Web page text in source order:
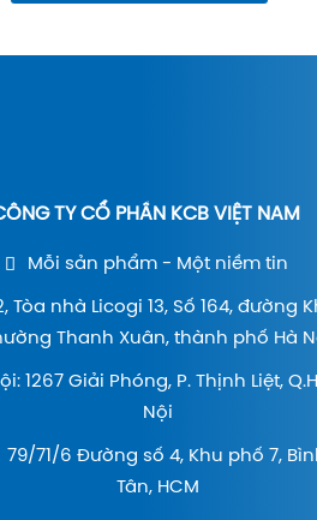
TY CỔ PHẦN KCB VIỆT NAM
Mỗi sản phẩm - Một niềm tin
Tòa nhà Licogi 13, Số 164, đường
Thanh Xuân, thành phố Hà
1267 Giải Phóng, P. Thịnh Liệt,
Nội
71/6 Đường số 4, Khu phố 7,
Tân, HCM